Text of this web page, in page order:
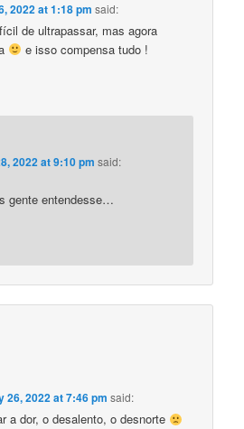
2022 at 1:18 pm said:
de ultrapassar, mas agora
e isso compensa tudo !
2022 at 9:10 pm said:
gente entendesse…
26, 2022 at 7:46 pm said:
a dor, o desalento, o desnorte